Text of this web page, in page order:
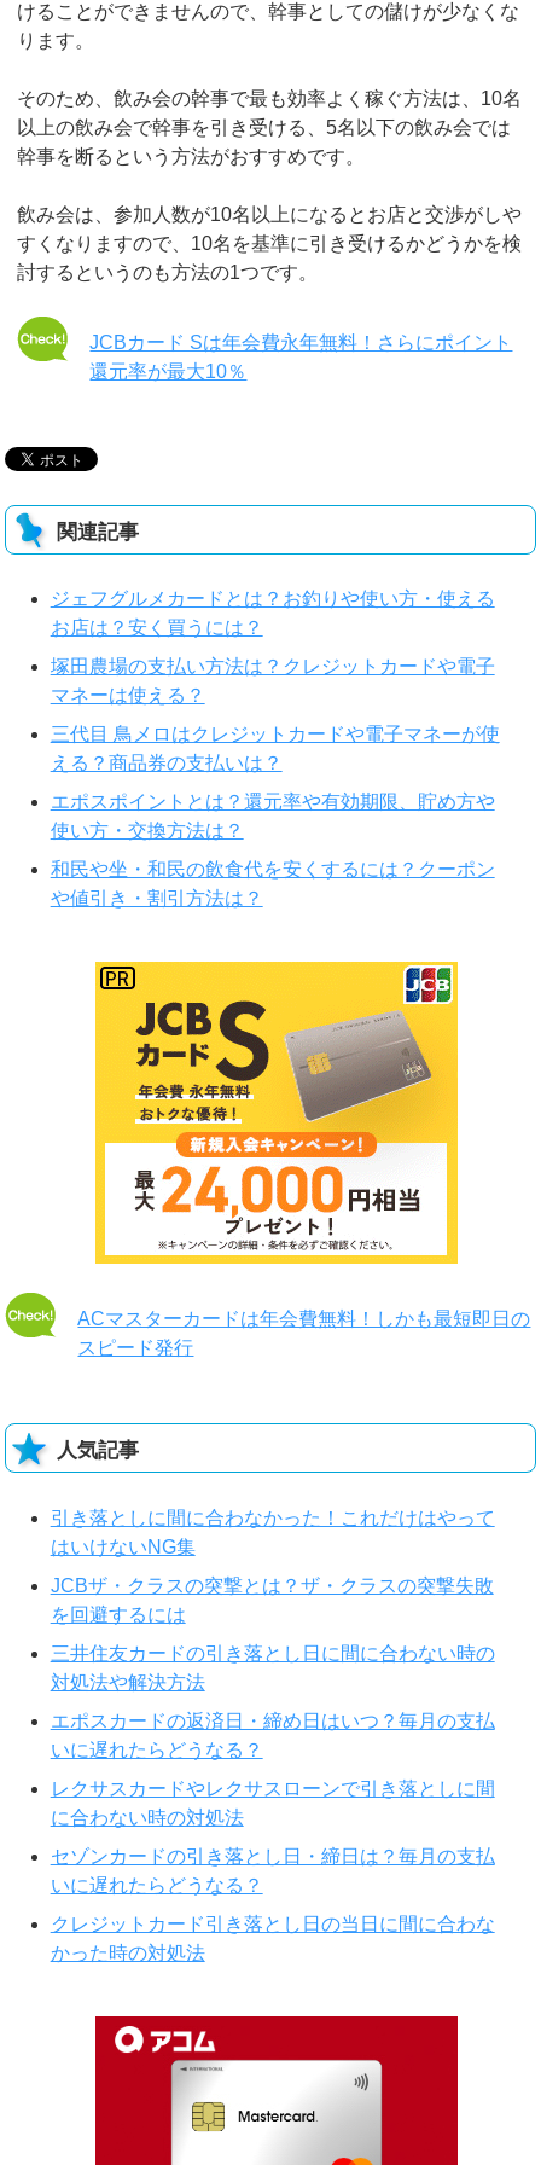
けることができませんので、幹事としての儲けが少なくな
ります。
そのため、飲み会の幹事で最も効率よく稼ぐ方法は、10名
以上の飲み会で幹事を引き受ける、5名以下の飲み会では
幹事を断るという方法がおすすめです。
飲み会は、参加人数が10名以上になるとお店と交渉がしや
すくなりますので、10名を基準に引き受けるかどうかを検
討するというのも方法の1つです。
JCBカード Sは年会費永年無料！さらにポイント
還元率が最大10％
関連記事
ジェフグルメカードとは？お釣りや使い方・使える
お店は？安く買うには？
塚田農場の支払い方法は？クレジットカードや電子
マネーは使える？
三代目 鳥メロはクレジットカードや電子マネーが使
える？商品券の支払いは？
エポスポイントとは？還元率や有効期限、貯め方や
使い方・交換方法は？
和民や坐・和民の飲食代を安くするには？クーポン
や値引き・割引方法は？
ACマスターカードは年会費無料！しかも最短即日の
スピード発行
人気記事
引き落としに間に合わなかった！これだけはやって
はいけないNG集
JCBザ・クラスの突撃とは？ザ・クラスの突撃失敗
を回避するには
三井住友カードの引き落とし日に間に合わない時の
対処法や解決方法
エポスカードの返済日・締め日はいつ？毎月の支払
いに遅れたらどうなる？
レクサスカードやレクサスローンで引き落としに間
に合わない時の対処法
セゾンカードの引き落とし日・締日は？毎月の支払
いに遅れたらどうなる？
クレジットカード引き落とし日の当日に間に合わな
かった時の対処法